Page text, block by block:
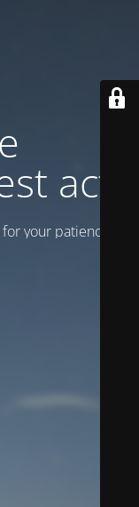
actif
your patience!